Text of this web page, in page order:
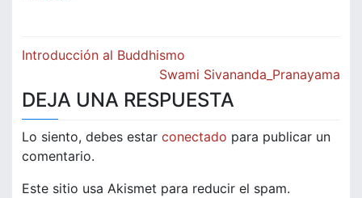
Navegación
entradas
Introducción al Buddhismo
Swami Sivananda_Pranayama
DEJA UNA RESPUESTA
Lo siento, debes estar conectado para publicar un
comentario.
Este sitio usa Akismet para reducir el spam.